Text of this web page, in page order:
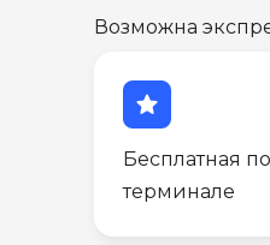
Возможна
star
Бесплатная
терминале